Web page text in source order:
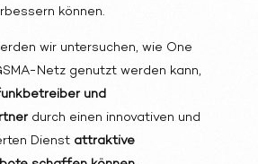
können.
wir untersuchen, wie One
Netz genutzt werden kann,
und
durch einen innovativen und
Dienst attraktive